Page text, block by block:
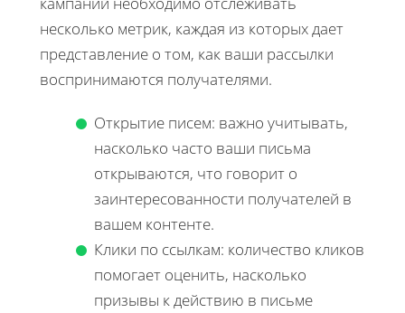
несколько метрик, каждая из которых дает
представление о том, как ваши рассылки
воспринимаются получателями.
Открытие писем: важно учитывать,
насколько часто ваши письма
открываются, что говорит о
заинтересованности получателей в
вашем контенте.
Клики по ссылкам: количество кликов
помогает оценить, насколько
призывы к действию в письме